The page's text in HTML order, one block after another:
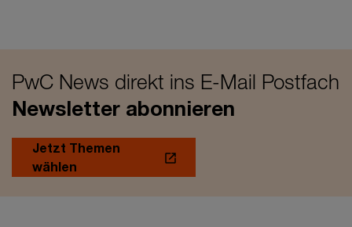
PwC News direkt ins E-Mail Postfach
Newsletter abonnieren
Jetzt Themen
wählen